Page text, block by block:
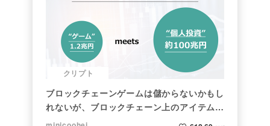
クリプト
ブロックチェーンゲームは儲からないかもし
れないが、ブロックチェーン上のアイテムは
新しい形の投資になる。(読了:５分)